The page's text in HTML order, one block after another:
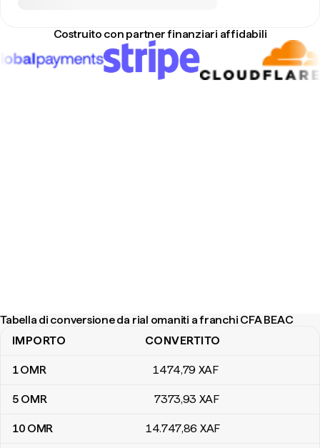
Costruito con partner finanziari affidabili
Tabella di conversione da rial omaniti a franchi CFA BEAC
Tabella di conversione da rial omaniti a franchi CFA BEAC
IMPORTO CONVERTITO
1OMR 1474,79 XAF
5 OMR 7373,93 XAF
10 OMR 14.747,86 XAF